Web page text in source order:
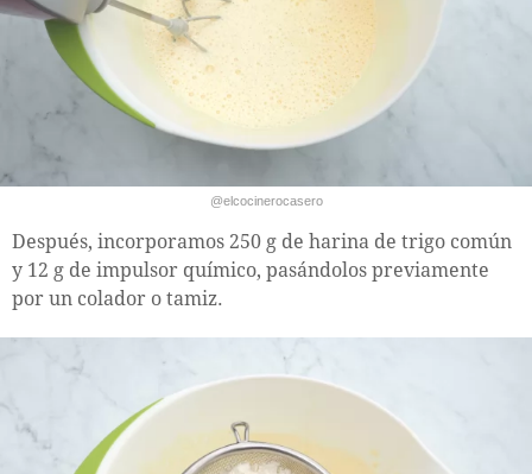
@elcocinerocasero
Después, incorporamos 250 g de harina de trigo común
y 12 g de impulsor químico, pasándolos previamente
por un colador o tamiz.